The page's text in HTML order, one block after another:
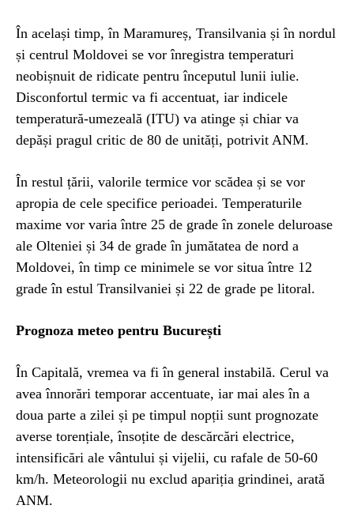
În același timp, în Maramureș, Transilvania și în nordul
și centrul Moldovei se vor înregistra temperaturi
neobișnuit de ridicate pentru începutul lunii iulie.
Disconfortul termic va fi accentuat, iar indicele
temperatură-umezeală (ITU) va atinge și chiar va
depăși pragul critic de 80 de unități, potrivit ANM.
În restul țării, valorile termice vor scădea și se vor
apropia de cele specifice perioadei. Temperaturile
maxime vor varia între 25 de grade în zonele deluroase
ale Olteniei și 34 de grade în jumătatea de nord a
Moldovei, în timp ce minimele se vor situa între 12
grade în estul Transilvaniei și 22 de grade pe litoral.
Prognoza meteo pentru București
În Capitală, vremea va fi în general instabilă. Cerul va
avea înnorări temporar accentuate, iar mai ales în a
doua parte a zilei și pe timpul nopții sunt prognozate
averse torențiale, însoțite de descărcări electrice,
intensificări ale vântului și vijelii, cu rafale de 50-60
km/h. Meteorologii nu exclud apariția grindinei, arată
ANM.